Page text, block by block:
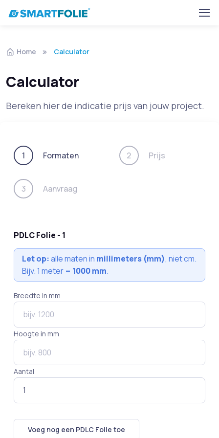
Home Calculator
Calculator
Bereken hier de indicatie prijs van jouw project.
1 Formaten 2 Prijs
3 Aanvraag
PDLC Folie - 1
Let op:alle maten in millimeters (mm), niet cm.
Bijv. 1 meter = 1000 mm.
Breedte in mm
Hoogte in mm
Aantal
Voeg nog een PDLC Folie toe